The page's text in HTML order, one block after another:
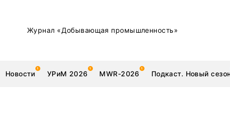
Журнал «Добывающая промышленность»
Новости УРиМ 2026 MWR-2026 Подкаст. Новый